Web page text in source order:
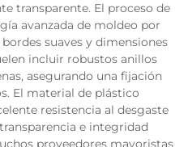
transparente. El proceso de
avanzada de moldeo por
suaves y dimensiones
incluir robustos anillos
asegurando una fijación
El material de plástico
resistencia al desgaste
e integridad
proveedores mayoristas